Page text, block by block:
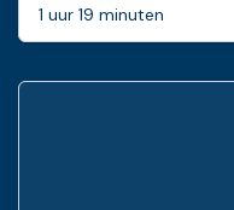
1 uur 19 minuten